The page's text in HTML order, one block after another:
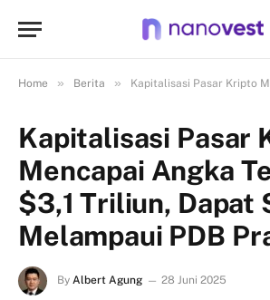
Home » Berita » Kapitalisasi Pasar Kripto Mencapai Angka Tertinggi
Kapitalisasi Pasar
Mencapai Angka
$3,1 Triliun, Dapat
Melampaui PDB
By Albert Agung 28 Juni 2025